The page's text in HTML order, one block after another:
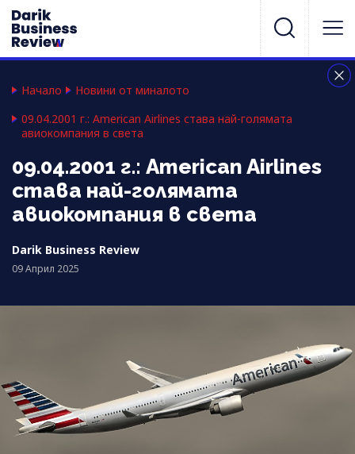
Начало
Новини от миналото
09.04.2001 г.: American Airlines става най-голямата
авиокомпания в света
09.04.2001 г.: American Airlines
става най-голямата
авиокомпания в света
Darik Business Review
09 Април 2025